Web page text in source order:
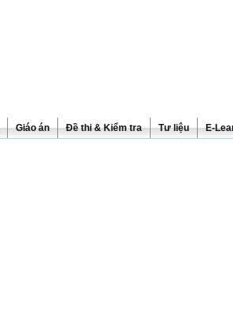
Giáo án Đề thi & Kiểm tra Tư liệu E-